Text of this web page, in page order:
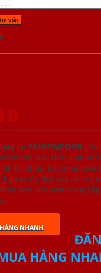
B
tại SAIGONDOOR
chủng loại, thời gian
90 phút, 120 phút
và độ dày của cánh
là đơn vị chuyên cung
NHANH
HÀNG